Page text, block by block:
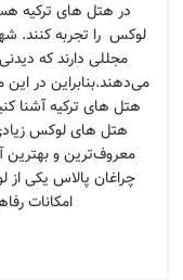
در هتل های ترکیه
لوکس‌ را تجربه کنند.
مجللی دارند که
می‌دهند.بنابراین در
هتل های ترکیه آشنا
هتل های لوکس
چراغان پالاس یکی
امکانات